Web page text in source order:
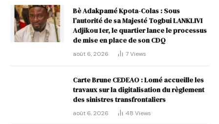
Bè Adakpamé Kpota-Colas : Sous
l’autorité de sa Majesté Togbui LANKLIVI
Adjikou 1er, le quartier lance le processus
de mise en place de son CDQ
août 6, 2026 7Views
Carte Brune CEDEAO : Lomé accueille les
travaux sur la digitalisation du règlement
des sinistres transfrontaliers
août 6, 2026 48 Views